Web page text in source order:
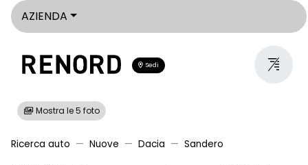
AZIENDA
Sedi
Mostra le 5 foto
Ricerca auto Nuove Dacia Sandero